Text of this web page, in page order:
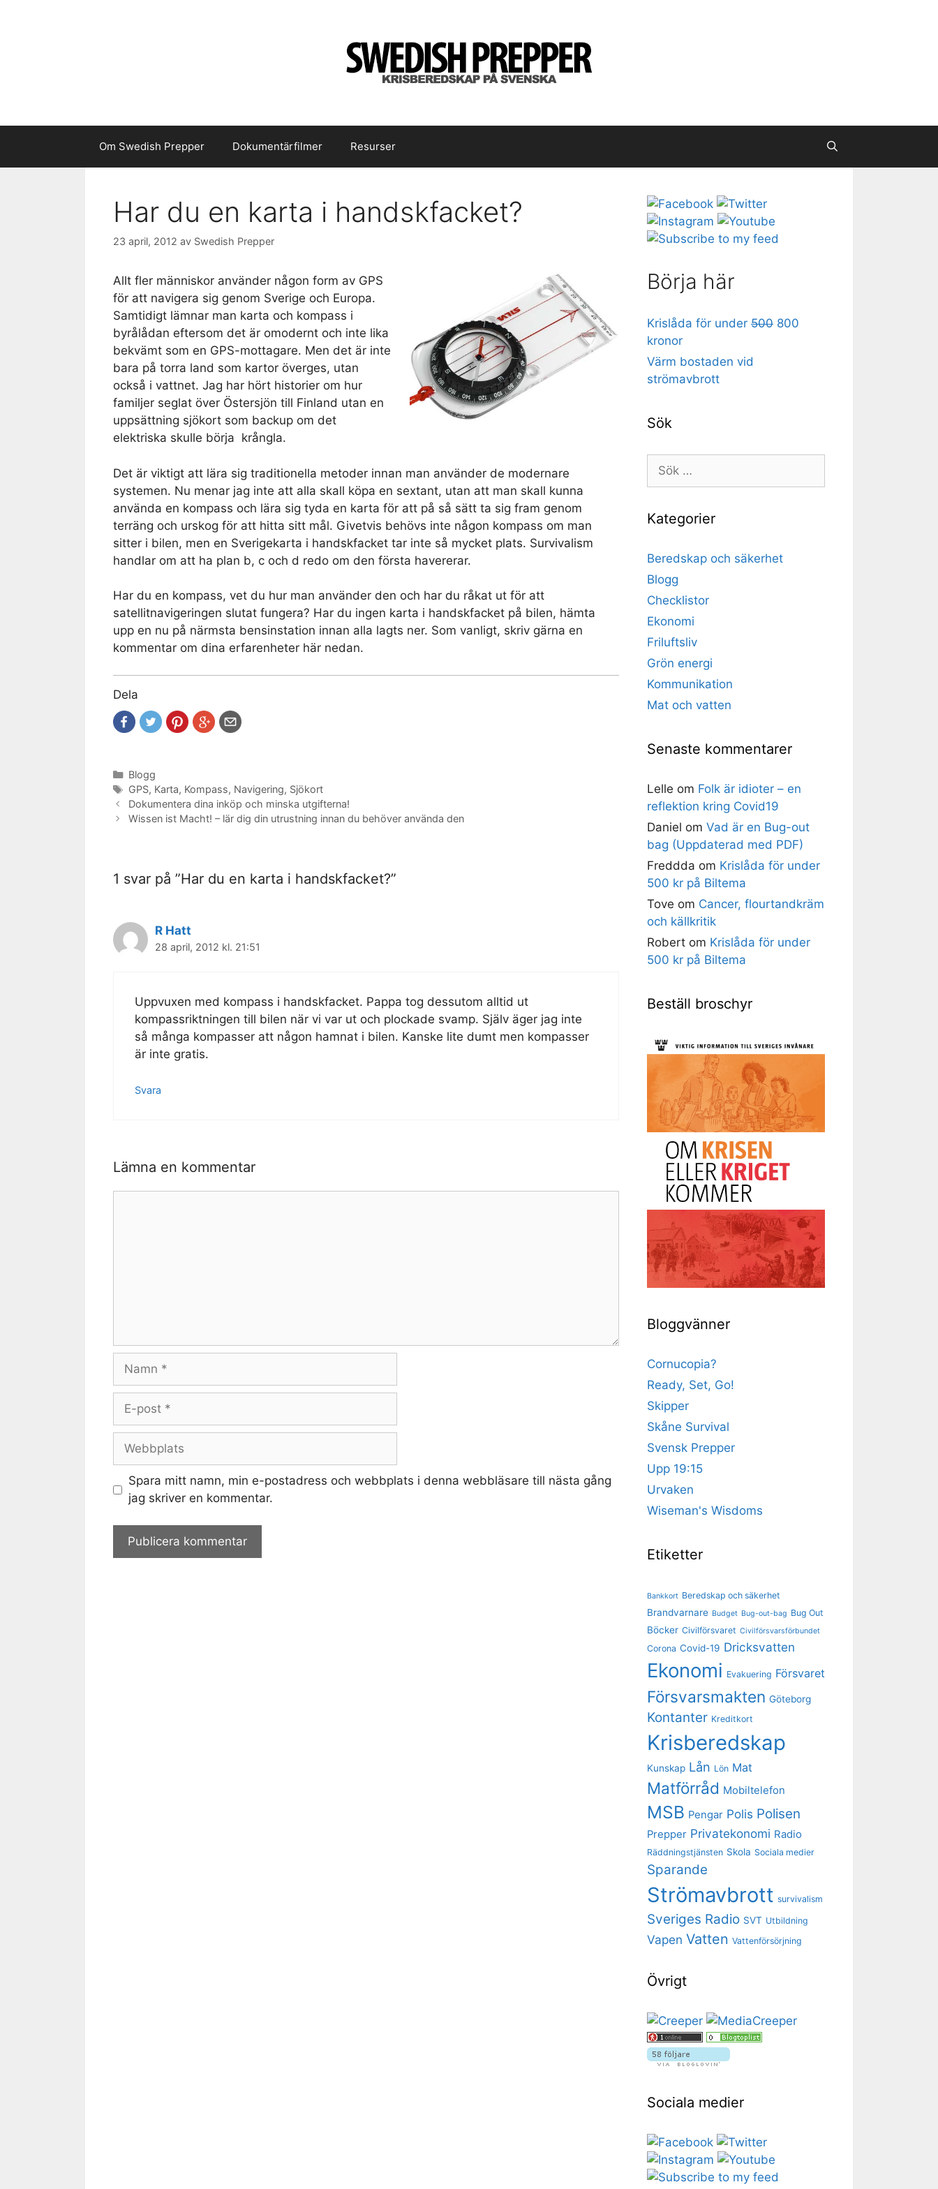
Om Swedish Prepper Dokumentärfilmer Resurser
Har du en karta i handskfacket?
23 april, 2012 av Swedish Prepper
Allt fler människor använder någon form av GPS
för att navigera sig genom Sverige och Europa.
Samtidigt lämnar man karta och kompass i
byrålådan eftersom det är omodernt och inte lika
bekvämt som en GPS-mottagare. Men det är inte
bara på torra land som kartor överges, utan
också i vattnet. Jag har hört historier om hur
familjer seglat över Östersjön till Finland utan en
uppsättning sjökort som backup om det
elektriska skulle börja krångla.
Det är viktigt att lära sig traditionella metoder innan man använder de modernare
systemen. Nu menar jag inte att alla skall köpa en sextant, utan att man skall kunna
använda en kompass och lära sig tyda en karta för att på så sätt ta sig fram genom
terräng och urskog för att hitta sitt mål. Givetvis behövs inte någon kompass om man
sitter i bilen, men en Sverigekarta i handskfacket tar inte så mycket plats. Survivalism
handlar om att ha plan b, c och d redo om den första havererar.
Har du en kompass, vet du hur man använder den och har du råkat ut för att
satellitnavigeringen slutat fungera? Har du ingen karta i handskfacket på bilen, hämta
upp en nu på närmsta bensinstation innan alla lagts ner. Som vanligt, skriv gärna en
kommentar om dina erfarenheter här nedan.
Dela
Kategorier
Blogg
Etiketter
GPS, Karta, Kompass, Navigering, Sjökort
Dokumentera dina inköp och minska utgifterna!
Wissen ist Macht! – lär dig din utrustning innan du behöver använda den
1 svar på ”Har du en karta i handskfacket?”
R Hatt
28 april, 2012 kl. 21:51
Uppvuxen med kompass i handskfacket. Pappa tog dessutom alltid ut
kompassriktningen till bilen när vi var ut och plockade svamp. Själv äger jag inte
så många kompasser att någon hamnat i bilen. Kanske lite dumt men kompasser
är inte gratis.
Svara
Lämna en kommentar
Namn
Webbplats
Spara mitt namn, min e-postadress och webbplats i denna webbläsare till nästa gång
jag skriver en kommentar.
Börja här
Krislåda för under 500 800
kronor
Värm bostaden vid
strömavbrott
Sök
Sök
efter:
Kategorier
Beredskap och säkerhet
Blogg
Checklistor
Ekonomi
Friluftsliv
Grön energi
Kommunikation
Mat och vatten
Senaste kommentarer
Lelle om Folk är idioter – en
reflektion kring Covid19
Daniel om Vad är en Bug-out
bag (Uppdaterad med PDF)
Freddda om Krislåda för under
500 kr på Biltema
Tove om Cancer, flourtandkräm
och källkritik
Robert om Krislåda för under
500 kr på Biltema
Beställ broschyr
Bloggvänner
Cornucopia?
Ready, Set, Go!
Skipper
Skåne Survival
Svensk Prepper
Upp 19:15
Urvaken
Wiseman's Wisdoms
Etiketter
Bankkort Beredskap och säkerhet
Brandvarnare Budget Bug-out-bag Bug Out
Böcker Civilförsvaret Civilförsvarsförbundet
Corona Covid-19 Dricksvatten
Ekonomi Evakuering Försvaret
Försvarsmakten Göteborg
Kontanter Kreditkort
Krisberedskap
Kunskap Lån Lön Mat
Matförråd Mobiltelefon
MSB Pengar Polis Polisen
Prepper Privatekonomi Radio
Räddningstjänsten Skola Sociala medier
Sparande
Strömavbrott survivalism
Sveriges Radio SVT Utbildning
Vapen Vatten Vattenförsörjning
Övrigt
Sociala medier